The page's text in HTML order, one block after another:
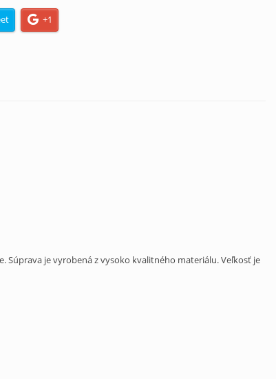
+1
Súprava je vyrobená z vysoko kvalitného materiálu. Veľkosť je